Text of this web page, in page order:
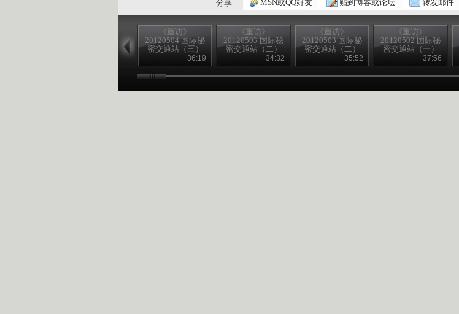
分享
MSN或QQ好友 贴到博客或论坛 转发邮件
《重访》
20120504 国际秘
密交通站（三）
36:19
《重访》
20120503 国际秘
密交通站（二）
34:32
《重访》
20120503 国际秘
密交通站（二）
35:52
《重访》
20120502 国际秘
密交通站（一）
37:56